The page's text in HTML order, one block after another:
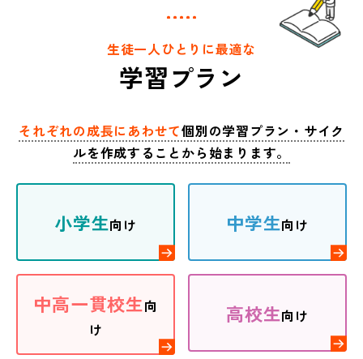
生徒一人ひとりに最適な
学習プラン
それぞれの成長にあわせて個別の学習プラン・サイク
ルを作成することから始まります。
小学生向け 中学生向け
中高一貫校生向
け
高校生向け